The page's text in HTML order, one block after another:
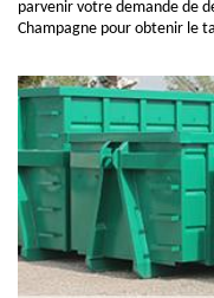
parvenir votre demande de
Champagne pour obtenir le